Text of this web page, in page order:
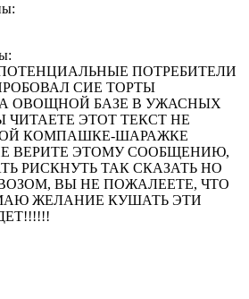
ПОТРЕБИТЕЛИ
СИЕ ТОРТЫ
ОВОЩНОЙ БАЗЕ В УЖАСНЫХ
ЭТОТ ТЕКСТ НЕ
КОМПАШКЕ-ШАРАЖКЕ
ВЕРИТЕ ЭТОМУ СООБЩЕНИЮ,
РИСКНУТЬ ТАК СКАЗАТЬ НО
ВЫ НЕ ПОЖАЛЕЕТЕ, ЧТО
ЖЕЛАНИЕ КУШАТЬ ЭТИ